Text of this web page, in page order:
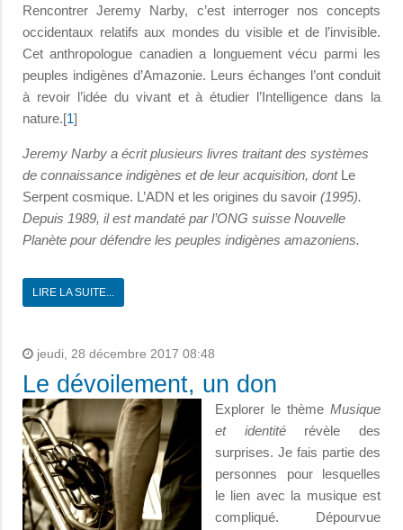
Rencontrer Jeremy Narby, c’est interroger nos concepts
occidentaux relatifs aux mondes du visible et de l’invisible.
Cet anthropologue canadien a longuement vécu parmi les
peuples indigènes d’Amazonie. Leurs échanges l’ont conduit
à revoir l’idée du vivant et à étudier l’Intelligence dans la
nature.[1]
Jeremy Narby a écrit plusieurs livres traitant des systèmes
de connaissance indigènes et de leur acquisition, dont Le
Serpent cosmique. L’ADN et les origines du savoir (1995).
Depuis 1989, il est mandaté par l’ONG suisse Nouvelle
Planète pour défendre les peuples indigènes amazoniens.
LIRE LA SUITE...
jeudi, 28 décembre 2017 08:48
Le dévoilement, un don
Explorer le thème Musique
et identitérévèle des
surprises. Je fais partie des
personnes pour lesquelles
le lien avec la musique est
compliqué. Dépourvue